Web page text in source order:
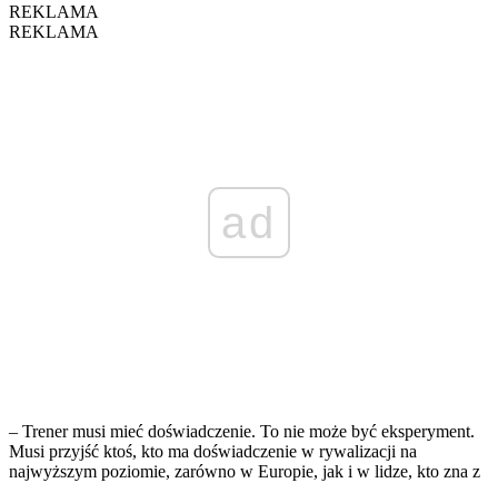
REKLAMA
REKLAMA
ad
– Trener musi mieć doświadczenie. To nie może być eksperyment.
Musi przyjść ktoś, kto ma doświadczenie w rywalizacji na
najwyższym poziomie, zarówno w Europie, jak i w lidze, kto zna z